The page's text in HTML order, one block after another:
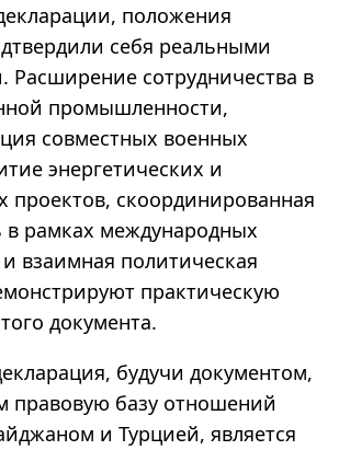
положения
себя реальными
Расширение сотрудничества в
промышленности,
совместных военных
энергетических и
проектов, скоординированная
в рамках международных
взаимная политическая
практическую
документа.
будучи документом,
правовую базу отношений
и Турцией, является